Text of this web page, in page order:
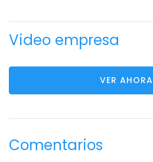
Video empresa
VER AHORA
Comentarios